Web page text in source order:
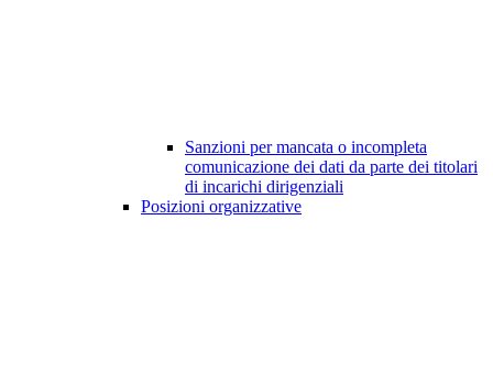
Sanzioni per mancata o incompleta
comunicazione dei dati da parte dei titolari
di incarichi dirigenziali
Posizioni organizzative